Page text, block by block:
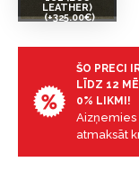
LEATHER)
(+325.00€)
ŠO PRECI
LĪDZ 12
0% LIKMI!
Aizņemies
atmaksāt